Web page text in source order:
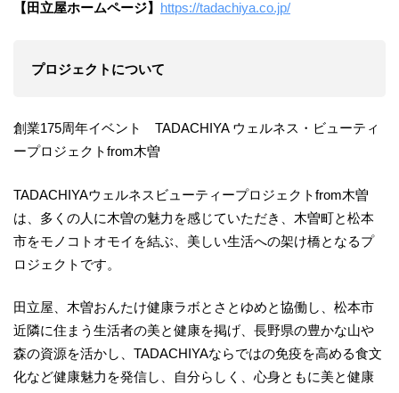
【田立屋ホームページ】 https://tadachiya.co.jp/
プロジェクトについて
創業175周年イベント TADACHIYA ウェルネス・ビューティ
ープロジェクトfrom木曽
TADACHIYAウェルネスビューティープロジェクトfrom木曽
は、多くの人に木曽の魅力を感じていただき、木曽町と松本
市をモノコトオモイを結ぶ、美しい生活への架け橋となるプ
ロジェクトです。
田立屋、木曽おんたけ健康ラボとさとゆめと協働し、松本市
近隣に住まう生活者の美と健康を掲げ、長野県の豊かな山や
森の資源を活かし、TADACHIYAならではの免疫を高める食文
化など健康魅力を発信し、自分らしく、心身ともに美と健康